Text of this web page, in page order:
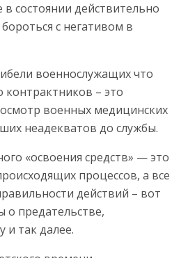
состоянии действительно
с негативом в
военнослужащих что
контрактников – это
военных медицинских
неадекватов до службы.
«освоения средств» — это
процессов, а все
действий – вот
о предательстве,
и так далее.